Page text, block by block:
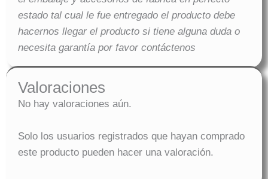
estado tal cual le fue entregado el producto debe
hacernos llegar el producto si tiene alguna duda o
necesita garantía por favor contáctenos
Valoraciones
No hay valoraciones aún.
Solo los usuarios registrados que hayan comprado
este producto pueden hacer una valoración.